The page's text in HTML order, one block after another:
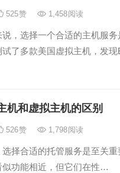
525赞 1,458阅读
，选择一个合适的主机服
试了多款美国虚拟主机，发
机和虚拟主机的区别
526赞 1,798阅读
择合适的托管服务是至关
似功能相近，但它们在性…